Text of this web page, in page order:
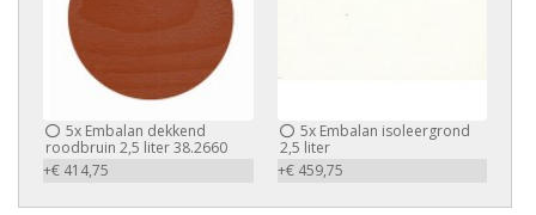
5x Embalan dekkend
roodbruin 2,5 liter 38.2660
+€ 414,75
5xEmbalan isoleergrond
2,5 liter
+€ 459,75